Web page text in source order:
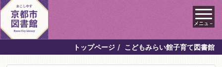
メニュ－
トップページ こどもみらい館子育て図書館